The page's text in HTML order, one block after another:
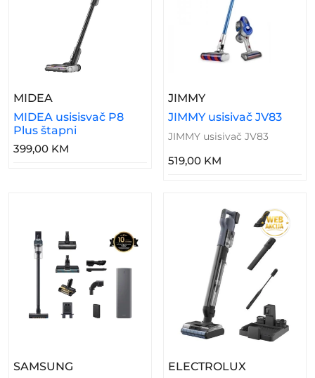
MIDEA – MIDEA Usisisvač P8 Plus Štapni
MIDEA usisisvač P8
Plus štapni
399,00 KM
JIMMY– JIMMY Usisivač
JIMMY usisivač JV83
JIMMY usisivač JV83
519,00 KM
SAMSUNG – SAMSUNG Usisivač VS20B95C43W/WD
ELECTROLUX